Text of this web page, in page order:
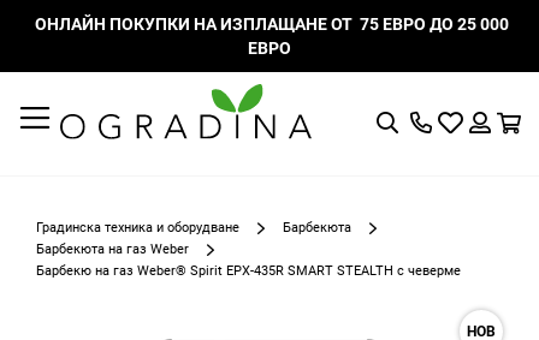
ОНЛАЙН ПОКУПКИ НА ИЗПЛАЩАНЕ ОТ 75 ЕВРО ДО 25 000
ЕВРО
ТърсенеМоят
Градинска техника и оборудване
Барбекюта
Барбекюта на газ Weber
Барбекю на газ Weber® Spirit EPX-435R SMART STEALTH с чеверме
НОВ